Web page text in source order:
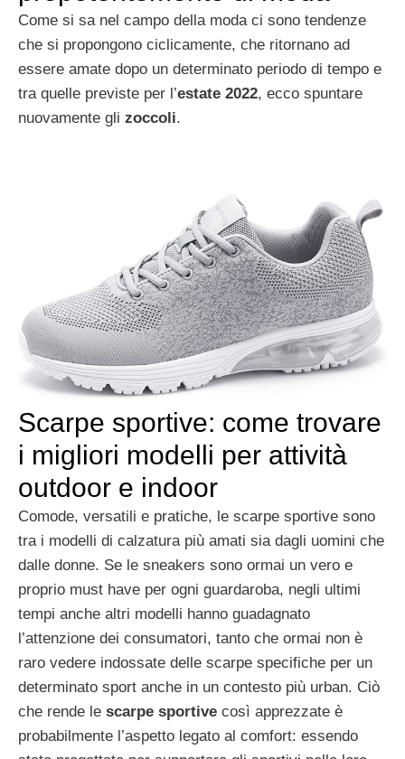
Come si sa nel campo della moda ci sono tendenze
che si propongono ciclicamente, che ritornano ad
essere amate dopo un determinato periodo di tempo e
tra quelle previste per l’estate 2022, ecco spuntare
nuovamente gli zoccoli.
Scarpe sportive: come trovare
i migliori modelli per attività
outdoor e indoor
Comode, versatili e pratiche, le scarpe sportive sono
tra i modelli di calzatura più amati sia dagli uomini che
dalle donne. Se le sneakers sono ormai un vero e
proprio must have per ogni guardaroba, negli ultimi
tempi anche altri modelli hanno guadagnato
l’attenzione dei consumatori, tanto che ormai non è
raro vedere indossate delle scarpe specifiche per un
determinato sport anche in un contesto più urban. Ciò
che rende le scarpe sportive così apprezzate è
probabilmente l’aspetto legato al comfort: essendo